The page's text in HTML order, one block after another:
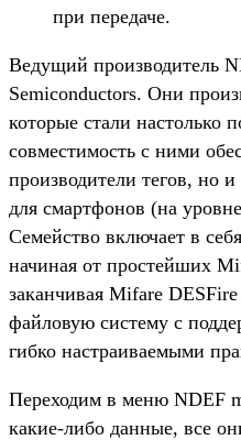
при передаче.
Ведущий производитель
Semiconductors. Они
которые стали настолько
совместимость с ними
производители тегов, но
для смартфонов (на
Семейство включает в
начиная от простейших
заканчивая Mifare
файловую систему с
гибко настраиваемыми
Переходим в меню NDEF
какие-либо данные, все